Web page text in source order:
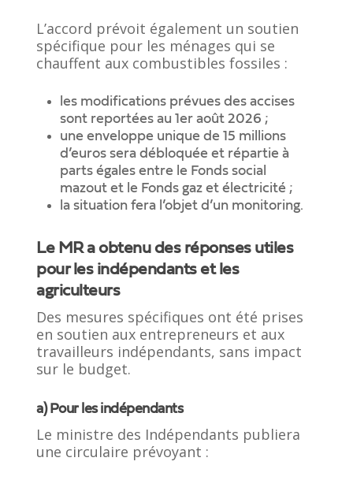
L’accord prévoit également un soutien
spécifique pour les ménages qui se
chauffent aux combustibles fossiles :
les modifications prévues des accises
sont reportées au 1er août 2026 ;
une enveloppe unique de 15 millions
d’euros sera débloquée et répartie à
parts égales entre le Fonds social
mazout et le Fonds gaz et électricité ;
la situation fera l’objet d’un monitoring.
Le MR a obtenu des réponses utiles
pour les indépendants et les
agriculteurs
Des mesures spécifiques ont été prises
en soutien aux entrepreneurs et aux
travailleurs indépendants, sans impact
sur le budget.
a) Pour les indépendants
Le ministre des Indépendants publiera
une circulaire prévoyant :